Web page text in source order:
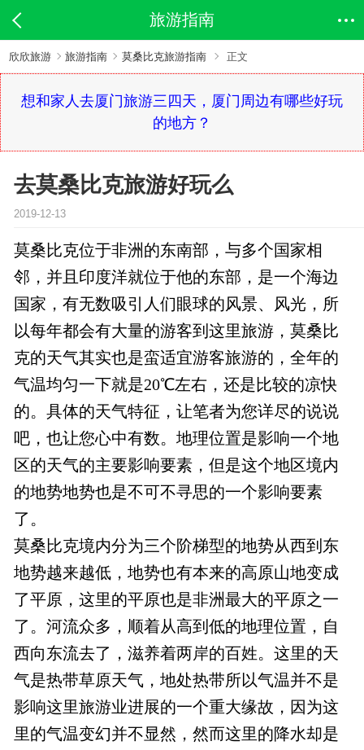
旅游指南
欣欣旅游 旅游指南 莫桑比克旅游指南 正文
想和家人去厦门旅游三四天，厦门周边有哪些好玩
的地方？
去莫桑比克旅游好玩么
2019-12-13
莫桑比克位于非洲的东南部，与多个国家相
邻，并且印度洋就位于他的东部，是一个海边
国家，有无数吸引人们眼球的风景、风光，所
以每年都会有大量的游客到这里旅游，莫桑比
克的天气其实也是蛮适宜游客旅游的，全年的
气温均匀一下就是20℃左右，还是比较的凉快
的。具体的天气特征，让笔者为您详尽的说说
吧，也让您心中有数。地理位置是影响一个地
区的天气的主要影响要素，但是这个地区境内
的地势地势也是不可不寻思的一个影响要素
了。
莫桑比克境内分为三个阶梯型的地势从西到东
地势越来越低，地势也有本来的高原山地变成
了平原，这里的平原也是非洲最大的平原之一
了。河流众多，顺着从高到低的地理位置，自
西向东流去了，滋养着两岸的百姓。这里的天
气是热带草原天气，地处热带所以气温并不是
影响这里旅游业进展的一个重大缘故，因为这
里的气温变幻并不显然，然而这里的降水却是